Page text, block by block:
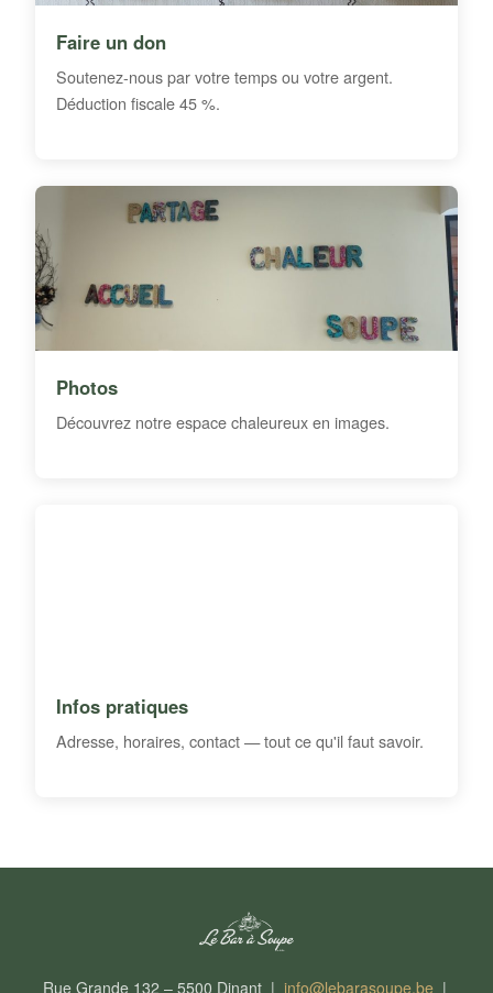
Faire un don
Soutenez-nous par votre temps ou votre argent.
Déduction fiscale 45 %.
Photos
Découvrez notre espace chaleureux en images.
Infos pratiques
Adresse, horaires, contact — tout ce qu'il faut savoir.
Rue Grande 132 – 5500 Dinant | info@lebarasoupe.be|